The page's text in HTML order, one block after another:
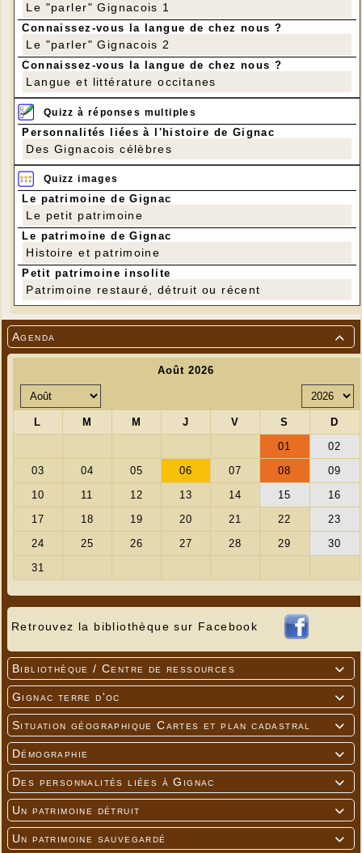

Agenda
Retrouvez la bibliothèque sur Facebook

Bibliothèque / Centre de ressources

Gignac terre d'oc

Situation géographique Cartes et plan cadastral

Démographie

Des personnalités liées à Gignac

Un patrimoine détruit

Un patrimoine sauvegardé
Le "parler" Gignacois 1
Connaissez-vous la langue de chez nous ?
Le "parler" Gignacois 2
Connaissez-vous la langue de chez nous ?
Langue et littérature occitanes
Quizz à réponses multiples
Personnalités liées à l'histoire de Gignac
Des Gignacois célèbres
Quizz images
Le patrimoine de Gignac
Le petit patrimoine
Le patrimoine de Gignac
Histoire et patrimoine
Petit patrimoine insolite
Patrimoine restauré, détruit ou récent